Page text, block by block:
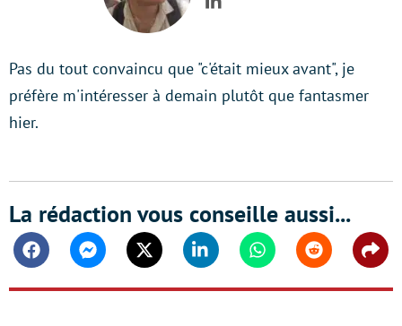
LinkedIn
Pas du tout convaincu que "c'était mieux avant", je
préfère m'intéresser à demain plutôt que fantasmer
hier.
La rédaction vous conseille aussi...
FacebookMessengerTwitter Linkedin WhatsappReddit